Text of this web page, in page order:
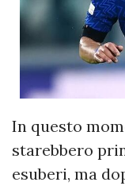
In questo
starebbero
esuberi, ma